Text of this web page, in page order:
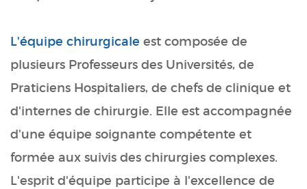
L'équipe chirurgicale est composée de
plusieurs Professeurs des Universités, de
Praticiens Hospitaliers, de chefs de clinique et
d'internes de chirurgie. Elle est accompagnée
d'une équipe soignante compétente et
formée aux suivis des chirurgies complexes.
L'esprit d'équipe participe à l'excellence de